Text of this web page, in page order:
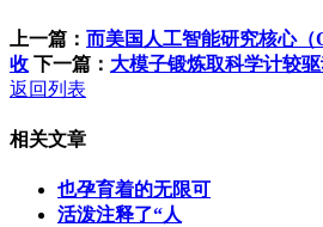
上一篇： 而美国人工智能研究核心（
收 下一篇： 大模子锻炼取科学计较
返回列表
相关文章
也孕育着的无限可
活泼注释了“人